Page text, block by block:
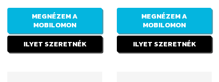
MEGNÉZEM A
MOBILOMON
ILYET SZERETNÉK
MEGNÉZEM A
MOBILOMON
ILYET SZERETNÉK